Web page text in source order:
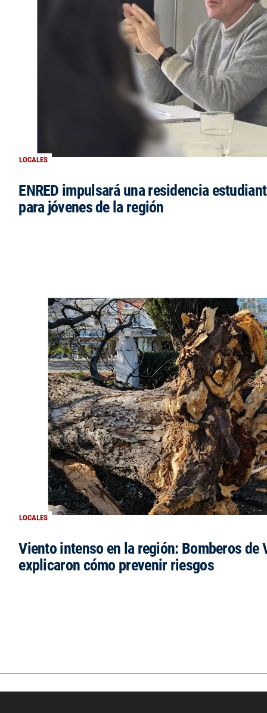
LOCALES
ENRED impulsará una residencia
para jóvenes de la región
LOCALES
Viento intenso en la región: Bomberos de
explicaron cómo prevenir riesgos